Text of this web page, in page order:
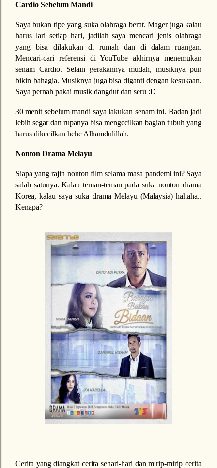
Cardio Sebelum Mandi
Saya bukan tipe yang suka olahraga berat. Mager juga kalau
harus lari setiap hari, jadilah saya mencari jenis olahraga
yang bisa dilakukan di rumah dan di dalam ruangan.
Mencari-cari referensi di YouTube akhirnya menemukan
senam Cardio. Selain gerakannya mudah, musiknya pun
bikin bahagia. Musiknya juga bisa diganti dengan kesukaan.
Saya pernah pakai musik dangdut dan seru :D
30 menit sebelum mandi saya lakukan senam ini. Badan jadi
lebih segar dan rupanya bisa mengecilkan bagian tubuh yang
harus dikecilkan hehe Alhamdulillah.
Nonton Drama Melayu
Siapa yang rajin nonton film selama masa pandemi ini? Saya
salah satunya. Kalau teman-teman pada suka nonton drama
Korea, kalau saya suka drama Melayu (Malaysia) hahaha..
Kenapa?
Cerita yang diangkat cerita sehari-hari dan mirip-mirip cerita